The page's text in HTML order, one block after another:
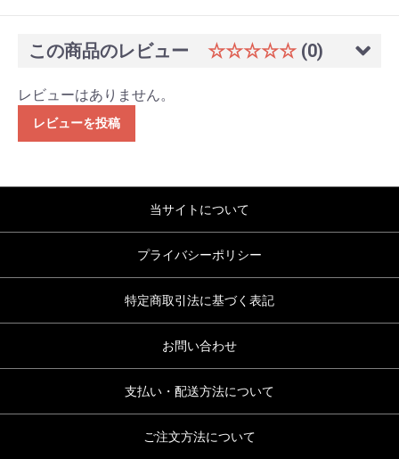
この商品のレビュー ☆☆☆☆☆ (0)
レビューはありません。
レビューを投稿
当サイトについて
プライバシーポリシー
特定商取引法に基づく表記
お問い合わせ
支払い・配送方法について
ご注文方法について